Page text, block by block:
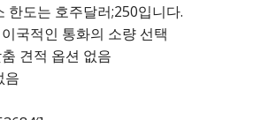
한도는 호주달러;250입니다.
국적인 통화의 소량 선택
견적 옵션 없음
음